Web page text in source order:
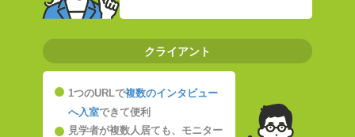
クライアント
1つのURLで複数のインタビュー
へ入室できて便利
見学者が複数人居ても、モニター